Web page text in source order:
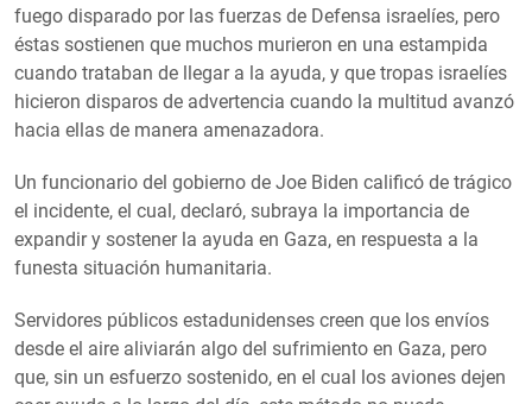
fuego disparado por las fuerzas de Defensa israelíes, pero
éstas sostienen que muchos murieron en una estampida
cuando trataban de llegar a la ayuda, y que tropas israelíes
hicieron disparos de advertencia cuando la multitud avanzó
hacia ellas de manera amenazadora.
Un funcionario del gobierno de Joe Biden calificó de trágico
el incidente, el cual, declaró, subraya la importancia de
expandir y sostener la ayuda en Gaza, en respuesta a la
funesta situación humanitaria.
Servidores públicos estadunidenses creen que los envíos
desde el aire aliviarán algo del sufrimiento en Gaza, pero
que, sin un esfuerzo sostenido, en el cual los aviones dejen